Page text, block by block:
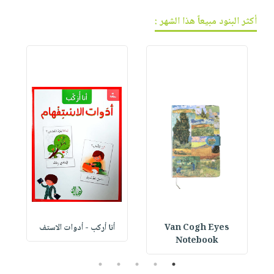
أكثر البنود مبيعاً هذا الشهر :
Van Cogh Eyes
Notebook
أنا أركب - أدوات الاستف
1
2
3
4
5